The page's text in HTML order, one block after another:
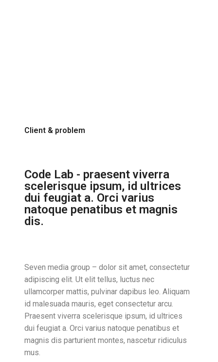
Client & problem
Code Lab - praesent viverra
scelerisque ipsum, id ultrices
dui feugiat a. Orci varius
natoque penatibus et magnis
dis.
Seven media group – dolor sit amet, consectetur
adipiscing elit. Ut elit tellus, luctus nec
ullamcorper mattis, pulvinar dapibus leo. Aliquam
id malesuada mauris, eget consectetur arcu.
Praesent viverra scelerisque ipsum, id ultrices
dui feugiat a. Orci varius natoque penatibus et
magnis dis parturient montes, nascetur ridiculus
mus.